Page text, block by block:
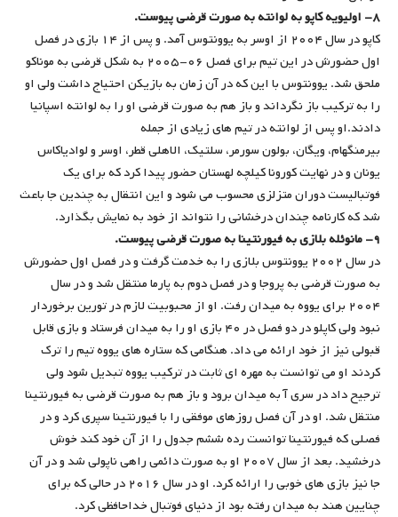
۸- اولیویه کاپو به لوانته به صورت قرضی پیوست.
کاپو در سال ۲۰۰۴ از اوسر به یوونتوس آمد. و پس از ۱۴ بازی در فصل
اول حضورش در این تیم برای فصل ۰۶-۲۰۰۵ به شکل قرضی به موناکو
ملحق شد. یوونتوس با این که در آن زمان به بازیکن احتیاج داشت ولی او
را به ترکیب باز نگرداند و باز هم به صورت قرضی او را به لوانته اسپانیا
دادند.او پس از لوانته در تیم های زیادی از جمله
بیرمنگهام، ویگان، بولون سورمر، سلتیک، الاهلی قطر، اوسر و لوادیاکاس
یونان و در نهایت کورونا کیلچه لهستان حضور پیدا کرد که برای یک
فوتبالیست دوران متزلزی محسوب می شود و این انتقال به چندین جا باعث
شد که کارنامه چندان درخشانی را نتواند از خود به نمایش بگذارد.
۹- مانوئله بلازی به فیورنتینا به صورت قرضی پیوست.
در سال ۲۰۰۲ یوونتوس بلازی را به خدمت گرفت و در فصل اول حضورش
به صورت قرضی به پروجا و در فصل دوم به پارما منتقل شد و در سال
۲۰۰۴ برای یووه به میدان رفت. او از محبوبیت لازم در تورین برخوردار
نبود ولی کاپلو در دو فصل در ۴۰ بازی او را به میدان فرستاد و بازی قابل
قبولی نیز از خود ارائه می داد. هنگامی که ستاره های یووه تیم را ترک
کردند او می توانست به مهره ای ثابت در ترکیب یووه تبدیل شود ولی
ترجیح داد در سری آ به میدان برود و باز هم به صورت قرضی به فیورنتینا
منتقل شد. او در آن فصل روزهای موفقی را با فیورنتینا سپری کرد و در
فصلی که فیورنتینا توانست رده ششم جدول را از آن خود کند خوش
درخشید. بعد از سال ۲۰۰۷ او به صورت دائمی راهی ناپولی شد و در آن
جا نیز بازی های خوبی را ارائه کرد. او در سال ۲۰۱۶ در حالی که برای
چنایین هند به میدان رفته بود از دنیای فوتبال خداحافظی کرد.